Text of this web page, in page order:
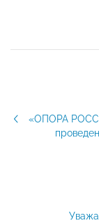
«ОПОРА